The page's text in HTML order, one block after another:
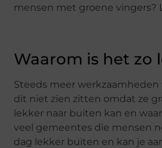
mensen met groene vingers?
Waarom is het zo
Steeds meer
dit niet zien zitten omdat ze
lekker naar buiten kan en
veel gemeentes die mensen
dag lekker buiten en kan je